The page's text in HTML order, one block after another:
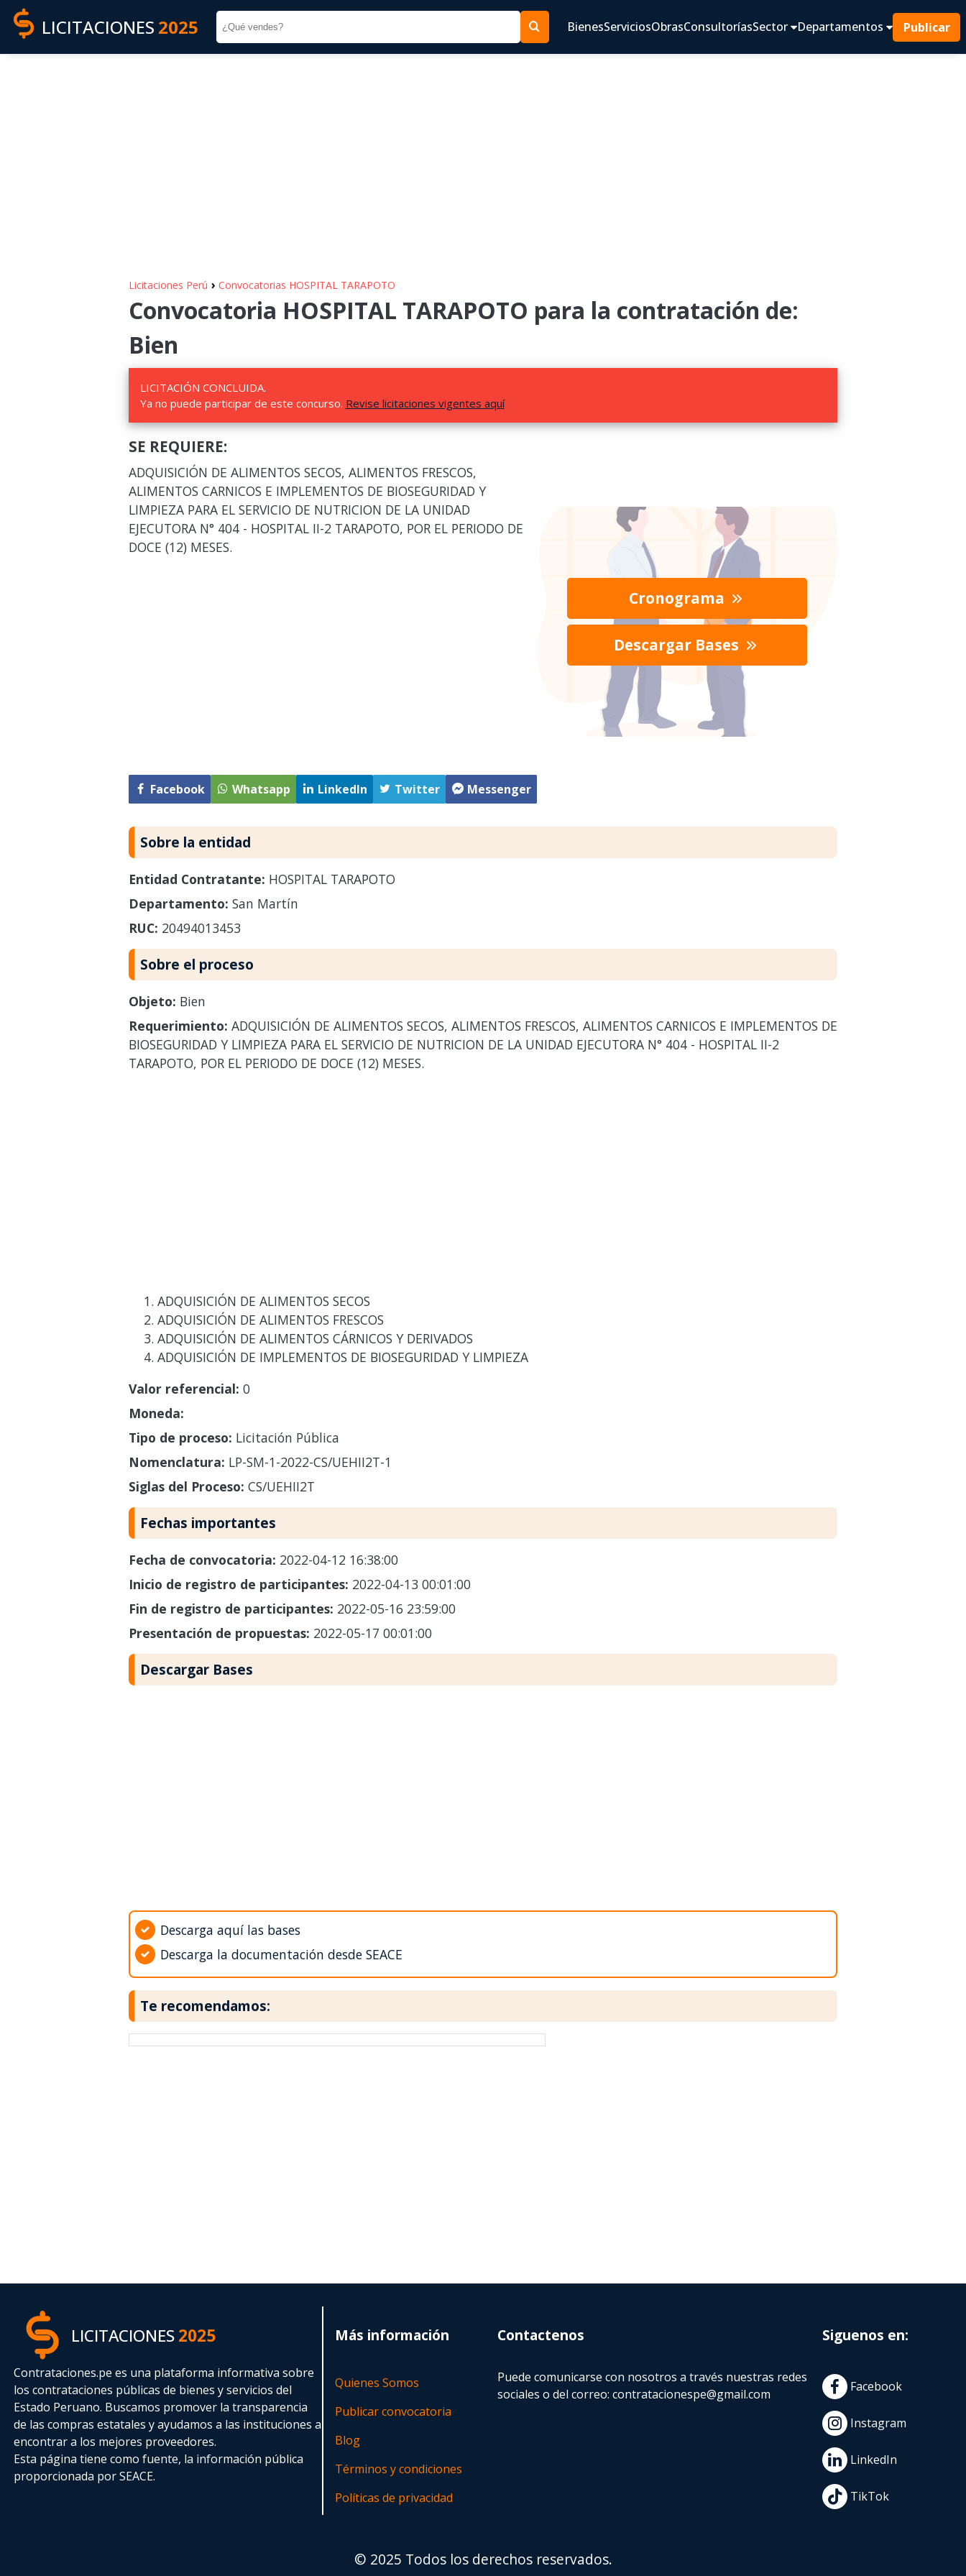
LICITACIONES 2025 BienesServiciosObrasConsultoríasSector Departamentos Publicar
Licitaciones Perú › Convocatorias HOSPITAL TARAPOTO
Convocatoria HOSPITAL TARAPOTO para la contratación de:
Bien
LICITACIÓN CONCLUIDA.
Ya no puede participar de este concurso. Revise licitaciones vigentes aquí
SE REQUIERE:
ADQUISICIÓN DE ALIMENTOS SECOS, ALIMENTOS FRESCOS,
ALIMENTOS CARNICOS E IMPLEMENTOS DE BIOSEGURIDAD Y
LIMPIEZA PARA EL SERVICIO DE NUTRICION DE LA UNIDAD
EJECUTORA N° 404 - HOSPITAL II-2 TARAPOTO, POR EL PERIODO DE
DOCE (12) MESES.
Facebook Whatsapp LinkedIn Twitter Messenger
Cronograma
Descargar Bases
Sobre la entidad
Entidad Contratante: HOSPITAL TARAPOTO
Departamento: San Martín
RUC: 20494013453
Sobre el proceso
Objeto: Bien
Requerimiento: ADQUISICIÓN DE ALIMENTOS SECOS, ALIMENTOS FRESCOS, ALIMENTOS CARNICOS E IMPLEMENTOS DE
BIOSEGURIDAD Y LIMPIEZA PARA EL SERVICIO DE NUTRICION DE LA UNIDAD EJECUTORA N° 404 - HOSPITAL II-2
TARAPOTO, POR EL PERIODO DE DOCE (12) MESES.
ADQUISICIÓN DE ALIMENTOS SECOS
ADQUISICIÓN DE ALIMENTOS FRESCOS
ADQUISICIÓN DE ALIMENTOS CÁRNICOS Y DERIVADOS
ADQUISICIÓN DE IMPLEMENTOS DE BIOSEGURIDAD Y LIMPIEZA
Valor referencial: 0
Moneda:
Tipo de proceso: Licitación Pública
Nomenclatura: LP-SM-1-2022-CS/UEHII2T-1
Siglas del Proceso: CS/UEHII2T
Fechas importantes
Fecha de convocatoria: 2022-04-12 16:38:00
Inicio de registro de participantes: 2022-04-13 00:01:00
Fin de registro de participantes: 2022-05-16 23:59:00
Presentación de propuestas: 2022-05-17 00:01:00
Descargar Bases
Descarga aquí las bases
Descarga la documentación desde SEACE
Te recomendamos:
LICITACIONES2025
Contrataciones.pe es una plataforma informativa sobre
los contrataciones públicas de bienes y servicios del
Estado Peruano. Buscamos promover la transparencia
de las compras estatalesy ayudamos a las instituciones a
encontrar a los mejores proveedores.
Esta página tiene como fuente, la información pública
proporcionada por SEACE.
Más información
Quienes Somos
Publicar convocatoria
Blog
Términos y condiciones
Políticas de privacidad
Contactenos
Puede comunicarse con nosotros a través nuestras redes
sociales o del correo:contratacionespe@gmail.com
Siguenos en:
Facebook
Instagram
LinkedIn
TikTok
© 2025 Todos los derechos reservados.